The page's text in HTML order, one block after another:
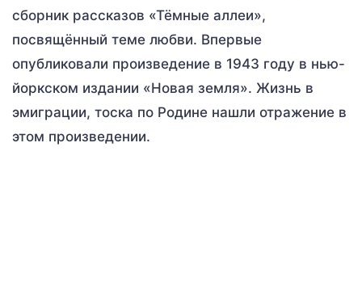
сборник рассказов «Тёмные аллеи»,
посвящённый теме любви. Впервые
опубликовали произведение в 1943 году в нью-
йоркском издании «Новая земля». Жизнь в
эмиграции, тоска по Родине нашли отражение в
этом произведении.